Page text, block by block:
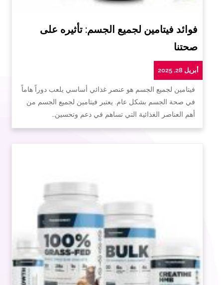
فوائد فيتامين لجميع الجسم: تأثيره على
صحتنا
أبريل 28, 2025
فيتامين لجميع الجسم هو عنصر غذائي أساسي يلعب دوراً هاماً
في صحة الجسم بشكل عام. يعتبر فيتامين لجميع الجسم من
أهم العناصر الغذائية التي تساهم في دعم وتحسين…